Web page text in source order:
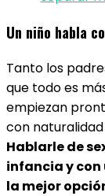
Un niño habla
Tanto los
que todo es
empiezan
con
Hablarle de
infancia y con
la mejor